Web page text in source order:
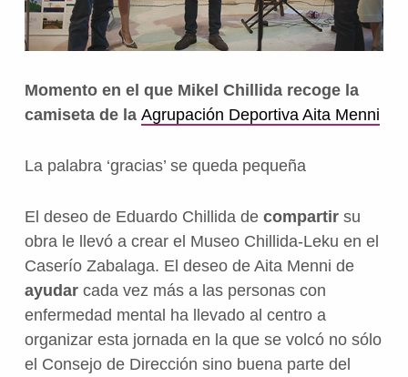
Momento en el que Mikel Chillida recoge la
camiseta de la Agrupación Deportiva Aita Menni
La palabra ‘gracias’ se queda pequeña
El deseo de Eduardo Chillida de compartir su
obra le llevó a crear el Museo Chillida-Leku en el
Caserío Zabalaga. El deseo de Aita Menni de
ayudar cada vez más a las personas con
enfermedad mental ha llevado al centro a
organizar esta jornada en la que se volcó no sólo
el Consejo de Dirección sino buena parte del